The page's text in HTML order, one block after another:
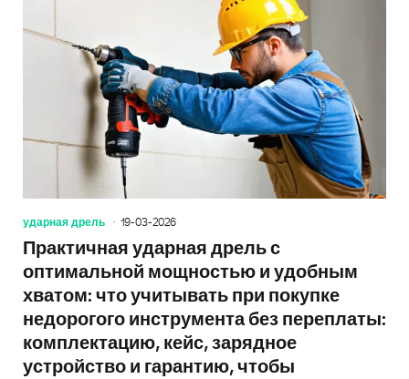
ударная дрель 19-03-2026
Практичная ударная дрель с
оптимальной мощностью и удобным
хватом: что учитывать при покупке
недорогого инструмента без переплаты:
комплектацию, кейс, зарядное
устройство и гарантию, чтобы